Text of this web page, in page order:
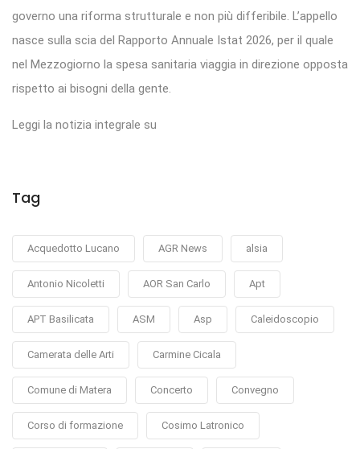
governo una riforma strutturale e non più differibile. L’appello
nasce sulla scia del Rapporto Annuale Istat 2026, per il quale
nel Mezzogiorno la spesa sanitaria viaggia in direzione opposta
rispetto ai bisogni della gente.
Leggi la notizia integrale su
Tag
Acquedotto Lucano AGR News alsia
Antonio Nicoletti AOR San Carlo Apt
APT Basilicata ASM Asp Caleidoscopio
Camerata delle Arti Carmine Cicala
Comune di Matera Concerto Convegno
Corso di formazione Cosimo Latronico